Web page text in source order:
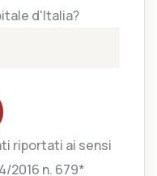
d'Italia?
riportati ai sensi
2016 n. 679*